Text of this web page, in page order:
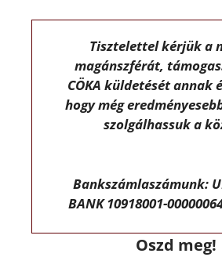
Tisztelettel kérjük a
magánszférát,
CÖKA küldetését annak
hogy még
szolgálhassuk a
Bankszámlaszámunk:
BANK 10918001-
Oszd meg!